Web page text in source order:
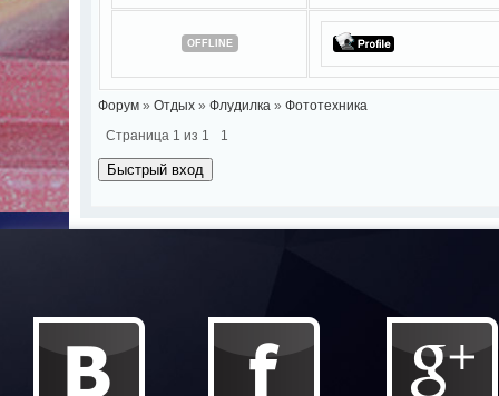
OFFLINE
Форум » Отдых » Флудилка » Фототехника
Страница 1 из 1 1